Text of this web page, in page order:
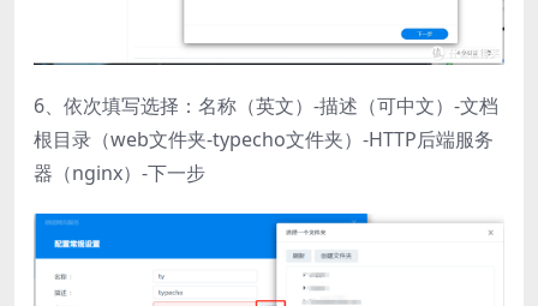
6、依次填写选择：名称（英文）-描述（可中文）-文档
根目录（web文件夹-typecho文件夹）-HTTP后端服务
器（nginx）-下一步